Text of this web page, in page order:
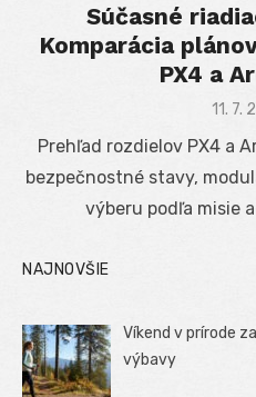
Súčasné
Komparácia
PX4 a
11. 7.
Prehľad rozdielov PX4 a
bezpečnostné stavy,
výberu podľa misie
NAJNOVŠIE
Víkend v prírode
výbavy